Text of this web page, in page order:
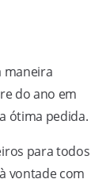
maneira
do ano em
ótima pedida.
para todos
vontade com